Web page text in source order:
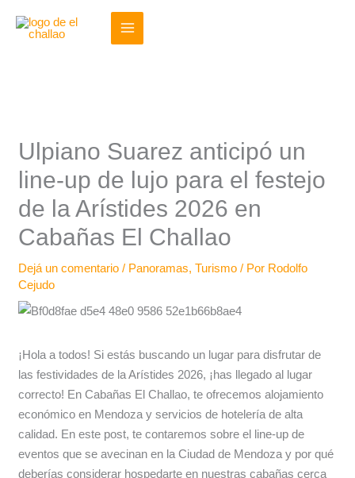
Ulpiano Suarez anticipó un
line-up de lujo para el festejo
de la Arístides 2026 en
Cabañas El Challao
Dejá un comentario / Panoramas,Turismo / Por Rodolfo
Cejudo
¡Hola a todos! Si estás buscando un lugar para disfrutar de
las festividades de la Arístides 2026, ¡has llegado al lugar
correcto! En Cabañas El Challao, te ofrecemos alojamiento
económico en Mendoza y servicios de hotelería de alta
calidad. En este post, te contaremos sobre el line-up de
eventos que se avecinan en la Ciudad de Mendoza y por qué
deberías considerar hospedarte en nuestras cabañas cerca